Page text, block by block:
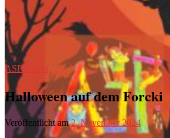
ASP Forcki
Halloween auf dem Forcki
Veröffentlicht am2. November 2024